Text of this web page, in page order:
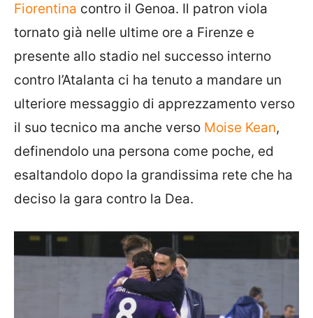
Fiorentina contro il Genoa. Il patron viola
tornato già nelle ultime ore a Firenze e
presente allo stadio nel successo interno
contro l’Atalanta ci ha tenuto a mandare un
ulteriore messaggio di apprezzamento verso
il suo tecnico ma anche verso Moise Kean,
definendolo una persona come poche, ed
esaltandolo dopo la grandissima rete che ha
deciso la gara contro la Dea.